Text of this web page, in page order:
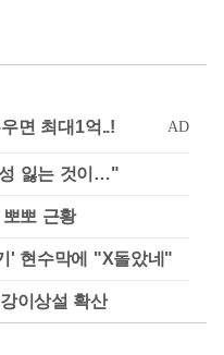
잃는 것이…"
뽀 근황
' 현수막에 "X돌았네"
이상설 확산